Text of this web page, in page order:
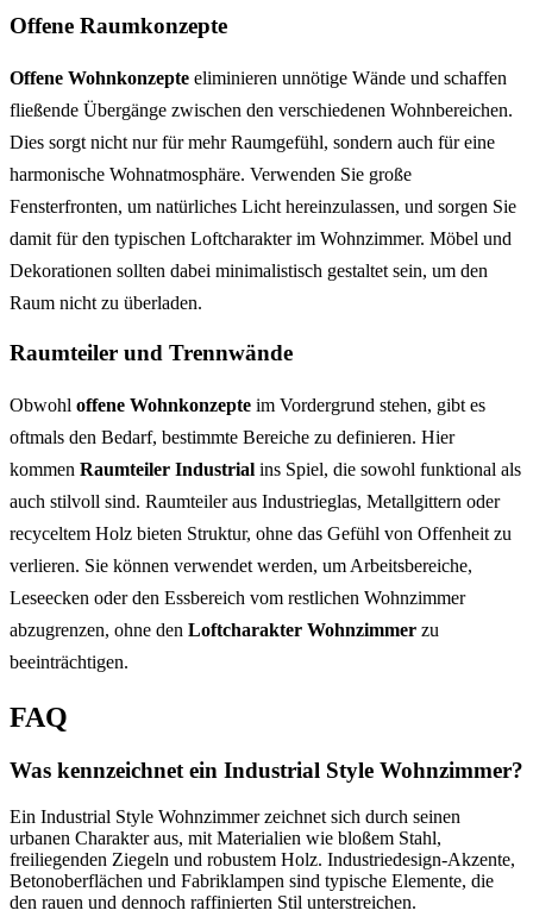
Offene Raumkonzepte
Offene Wohnkonzepte eliminieren unnötige Wände und schaffen
fließende Übergänge zwischen den verschiedenen Wohnbereichen.
Dies sorgt nicht nur für mehr Raumgefühl, sondern auch für eine
harmonische Wohnatmosphäre. Verwenden Sie große
Fensterfronten, um natürliches Licht hereinzulassen, und sorgen Sie
damit für den typischen Loftcharakter im Wohnzimmer. Möbel und
Dekorationen sollten dabei minimalistisch gestaltet sein, um den
Raum nicht zu überladen.
Raumteiler und Trennwände
Obwohl offene Wohnkonzepte im Vordergrund stehen, gibt es
oftmals den Bedarf, bestimmte Bereiche zu definieren. Hier
kommen Raumteiler Industrial ins Spiel, die sowohl funktional als
auch stilvoll sind. Raumteiler aus Industrieglas, Metallgittern oder
recyceltem Holz bieten Struktur, ohne das Gefühl von Offenheit zu
verlieren. Sie können verwendet werden, um Arbeitsbereiche,
Leseecken oder den Essbereich vom restlichen Wohnzimmer
abzugrenzen, ohne den Loftcharakter Wohnzimmer zu
beeinträchtigen.
FAQ
Was kennzeichnet ein Industrial Style Wohnzimmer?
Ein Industrial Style Wohnzimmer zeichnet sich durch seinen
urbanen Charakter aus, mit Materialien wie bloßem Stahl,
freiliegenden Ziegeln und robustem Holz. Industriedesign-Akzente,
Betonoberflächen und Fabriklampen sind typische Elemente, die
den rauen und dennoch raffinierten Stil unterstreichen.